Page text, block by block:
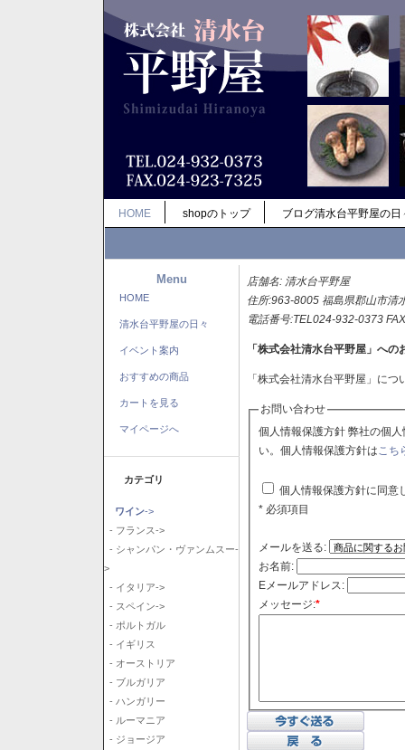
HOME shopのトップ ブログ清水台平野屋の日
Menu
HOME
清水台平野屋の日々
イベント案内
おすすめの商品
カートを見る
マイページへ
カテゴリ
ワイン->
- フランス->
- シャンパン・ヴァンムスー-
>
- イタリア->
- スペイン->
- ポルトガル
- イギリス
- オーストリア
- ブルガリア
- ハンガリー
- ルーマニア
- ジョージア
店舗名: 清水台平野屋
住所:963-8005 福島県郡山市清
電話番号:TEL024-932-0373
「株式会社清水台平野屋」への
「株式会社清水台平野屋」に
お問い合わせ
個人情報保護方針 弊社の個人情報保護方針に同意される場合はチェックボックスをクリックしてくださ
い。個人情報保護方針はこち
個人情報保護方針に同意
* 必須項目
メールを送る:
お名前:
Eメールアドレス:
メッセージ:*